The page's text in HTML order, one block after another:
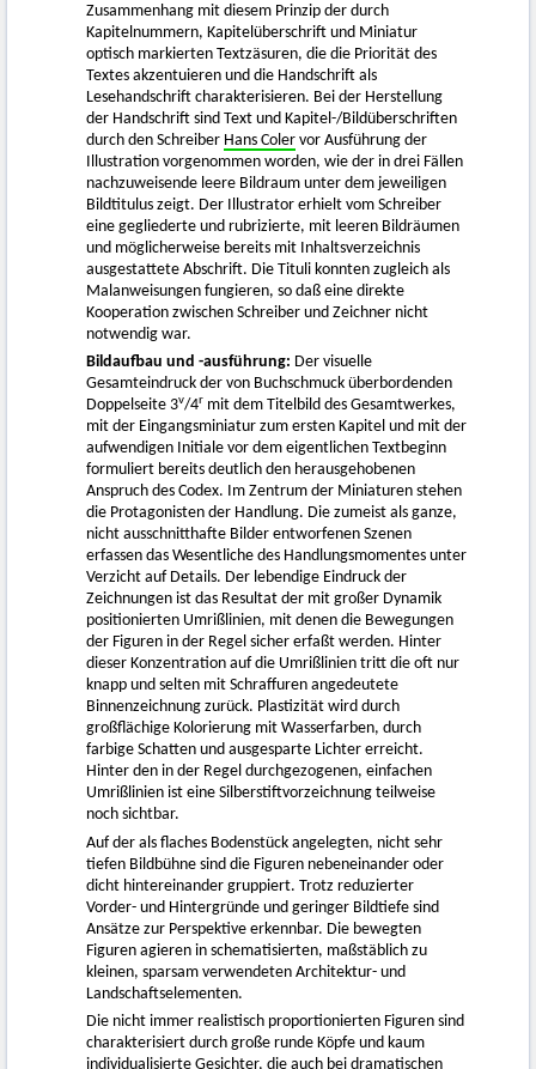
Zusammenhang mit diesem Prinzip der durch
Kapitelnummern, Kapitelüberschrift und Miniatur
optisch markierten Textzäsuren, die die Priorität des
Textes akzentuieren und die Handschrift als
Lesehandschrift charakterisieren. Bei der Herstellung
der Handschrift sind Text und Kapitel-/Bildüberschriften
durch den Schreiber Hans Coler vor Ausführung der
Illustration vorgenommen worden, wie der in drei Fällen
nachzuweisende leere Bildraum unter dem jeweiligen
Bildtitulus zeigt. Der Illustrator erhielt vom Schreiber
eine gegliederte und rubrizierte, mit leeren Bildräumen
und möglicherweise bereits mit Inhaltsverzeichnis
ausgestattete Abschrift. Die Tituli konnten zugleich als
Malanweisungen fungieren, so daß eine direkte
Kooperation zwischen Schreiber und Zeichner nicht
notwendig war.
Bildaufbau und -ausführung: Der visuelle
Gesamteindruck der von Buchschmuck überbordenden
Doppelseite 3v/4r mit dem Titelbild des Gesamtwerkes,
mit der Eingangsminiatur zum ersten Kapitel und mit der
aufwendigen Initiale vor dem eigentlichen Textbeginn
formuliert bereits deutlich den herausgehobenen
Anspruch des Codex. Im Zentrum der Miniaturen stehen
die Protagonisten der Handlung. Die zumeist als ganze,
nicht ausschnitthafte Bilder entworfenen Szenen
erfassen das Wesentliche des Handlungsmomentes unter
Verzicht auf Details. Der lebendige Eindruck der
Zeichnungen ist das Resultat der mit großer Dynamik
positionierten Umrißlinien, mit denen die Bewegungen
der Figuren in der Regel sicher erfaßt werden. Hinter
dieser Konzentration auf die Umrißlinien tritt die oft nur
knapp und selten mit Schraffuren angedeutete
Binnenzeichnung zurück. Plastizität wird durch
großflächige Kolorierung mit Wasserfarben, durch
farbige Schatten und ausgesparte Lichter erreicht.
Hinter den in der Regel durchgezogenen, einfachen
Umrißlinien ist eine Silberstiftvorzeichnung teilweise
noch sichtbar.
Auf der als flaches Bodenstück angelegten, nicht sehr
tiefen Bildbühne sind die Figuren nebeneinander oder
dicht hintereinander gruppiert. Trotz reduzierter
Vorder- und Hintergründe und geringer Bildtiefe sind
Ansätze zur Perspektive erkennbar. Die bewegten
Figuren agieren in schematisierten, maßstäblich zu
kleinen, sparsam verwendeten Architektur- und
Landschaftselementen.
Die nicht immer realistisch proportionierten Figuren sind
charakterisiert durch große runde Köpfe und kaum
individualisierte Gesichter, die auch bei dramatischen